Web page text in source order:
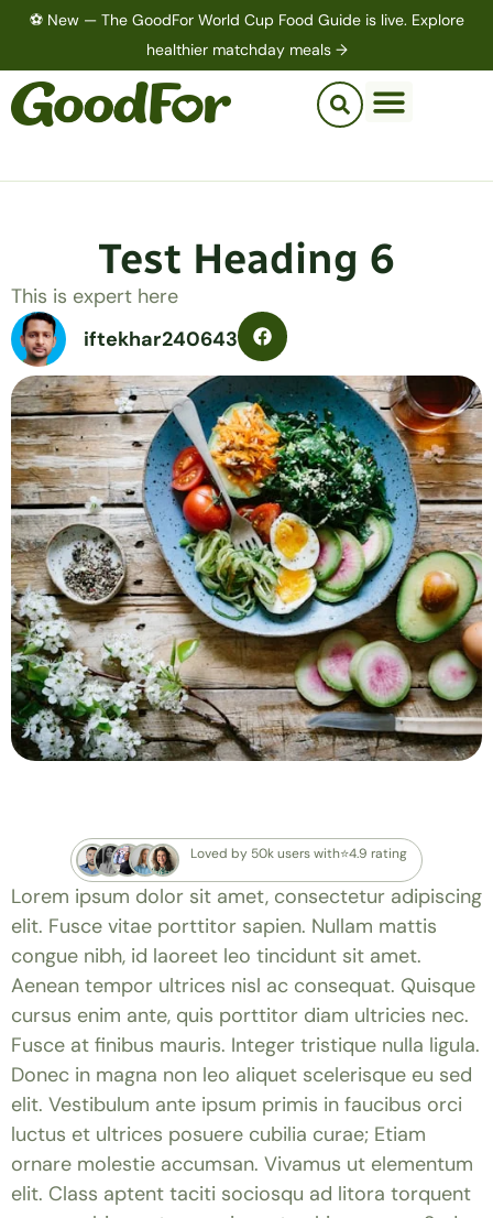
⚽ New — The GoodFor World Cup Food Guide is live. Explore
healthier matchday meals →
Test Heading 6
This is expert here
iftekhar240643
Loved by 50k users with⭐4.9 rating
Lorem ipsum dolor sit amet, consectetur adipiscing
elit. Fusce vitae porttitor sapien. Nullam mattis
congue nibh, id laoreet leo tincidunt sit amet.
Aenean tempor ultrices nisl ac consequat. Quisque
cursus enim ante, quis porttitor diam ultricies nec.
Fusce at finibus mauris. Integer tristique nulla ligula.
Donec in magna non leo aliquet scelerisque eu sed
elit. Vestibulum ante ipsum primis in faucibus orci
luctus et ultrices posuere cubilia curae; Etiam
ornare molestie accumsan. Vivamus ut elementum
elit. Class aptent taciti sociosqu ad litora torquent